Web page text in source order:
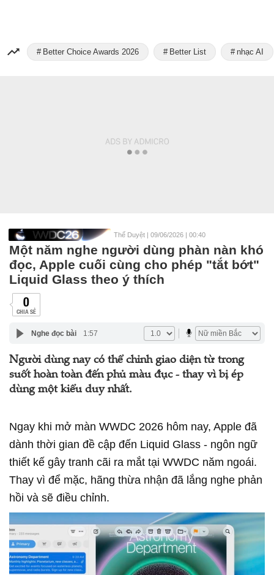
Better Choice Awards 2026 Better List nhạc AI
Thế Duyệt | 09/06/2026 | 00:40
Một năm nghe người dùng phàn nàn khó
đọc, Apple cuối cùng cho phép "tắt bớt"
Liquid Glass theo ý thích
0
CHIA SẺ
Nghe đọc bài 1:57
Người dùng nay có thể chỉnh giao diện từ trong
suốt hoàn toàn đến phủ màu đục - thay vì bị ép
dùng một kiểu duy nhất.
Ngay khi mở màn WWDC 2026 hôm nay, Apple đã
dành thời gian đề cập đến Liquid Glass - ngôn ngữ
thiết kế gây tranh cãi ra mắt tại WWDC năm ngoái.
Thay vì để mặc, hãng thừa nhận đã lắng nghe phản
hồi và sẽ điều chỉnh.